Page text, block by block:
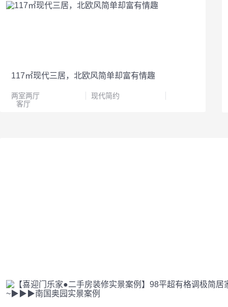
117㎡现代三居，北欧风简单却富有情趣
两室两厅
现代简约
客厅